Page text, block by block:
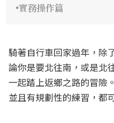
實務操作篇
騎著自行車回家過年，除
論你是要北往南，或是北
一起踏上返鄉之路的冒險
並且有規劃性的練習，都